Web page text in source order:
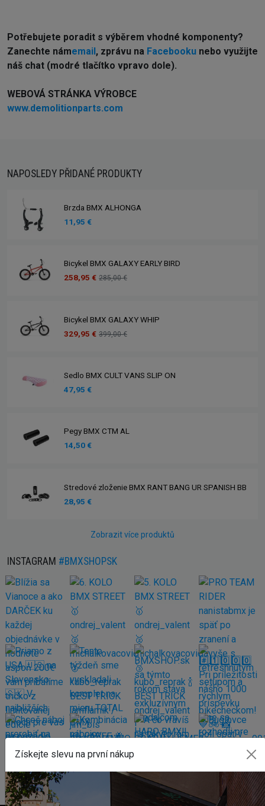
Potřebujete poradit s výběrem vhodné komponenty?
Zanechte námemail, zprávu na Facebooku nebo využijte
náš chat (modré tlačítko vpravo dole).
WEBOVÁ STRÁNKA VÝROBCE
www.demolitionparts.com
NAPOSLEDY PŘIDANÉ PRODUKTY
Brzda BMX ALHONGA
11,95 €
Bicykel BMX GALAXY EARLY BIRD
258,95 € 285,00 €
Bicykel BMX GALAXY WHIP
329,95 € 399,00 €
Sedlo BMX CULT VANS SLIP ON
47,95 €
Pegy BMX CTM AL
14,50 €
Stredové zloženie BMX RANT BANG UR SPANISH BB
28,95 €
Zobrazit více produktů
INSTAGRAM #BMXSHOPSK
Získejte slevu na první nákup